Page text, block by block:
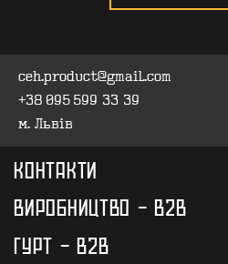
ceh.product@gmail.com
+38 095 599 33 39
м. Львів